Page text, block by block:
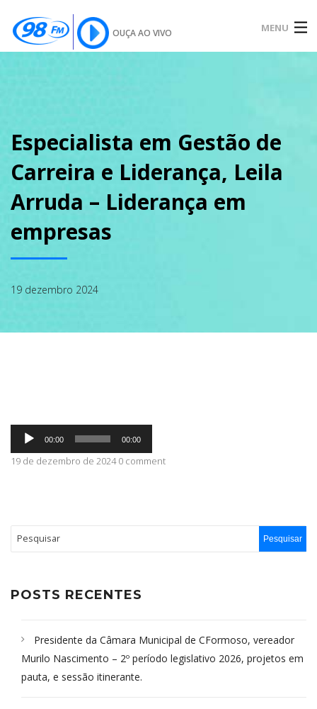
OUÇA AO VIVO MENU
SOBRE
PODCAST
GALERIA
Especialista em Gestão de
Carreira e Liderança, Leila
Arruda – Liderança em
empresas
19 dezembro 2024
Tocador
áudio
00:00 00:00
19 de dezembro de 2024 0 comment
POSTS RECENTES
Presidente da Câmara Municipal de CFormoso, vereador
Murilo Nascimento – 2º período legislativo 2026, projetos em
pauta, e sessão itinerante.